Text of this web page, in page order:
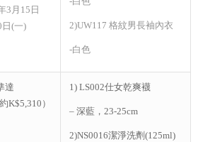
3月15日
日(一)
2)UW117 格紋男長袖內衣
-白色
達
K$5,310）
1) LS002仕女乾爽襪
– 深藍，23-25cm
2)NS0016潔淨洗劑(125ml)